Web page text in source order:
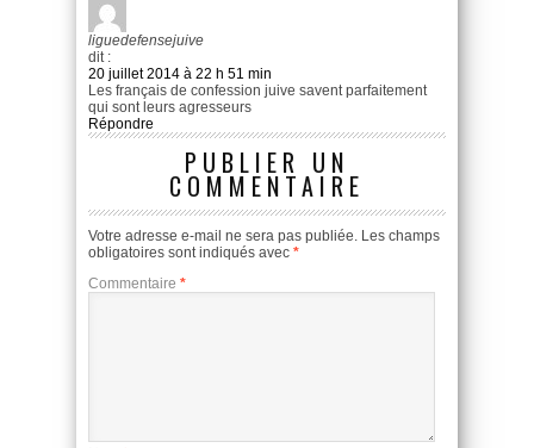
liguedefensejuive
dit :
20 juillet 2014 à 22 h 51 min
Les français de confession juive savent parfaitement
qui sont leurs agresseurs
Répondre
PUBLIER UN
COMMENTAIRE
Votre adresse e-mail ne sera pas publiée. Les champs
obligatoires sont indiqués avec *
Commentaire *